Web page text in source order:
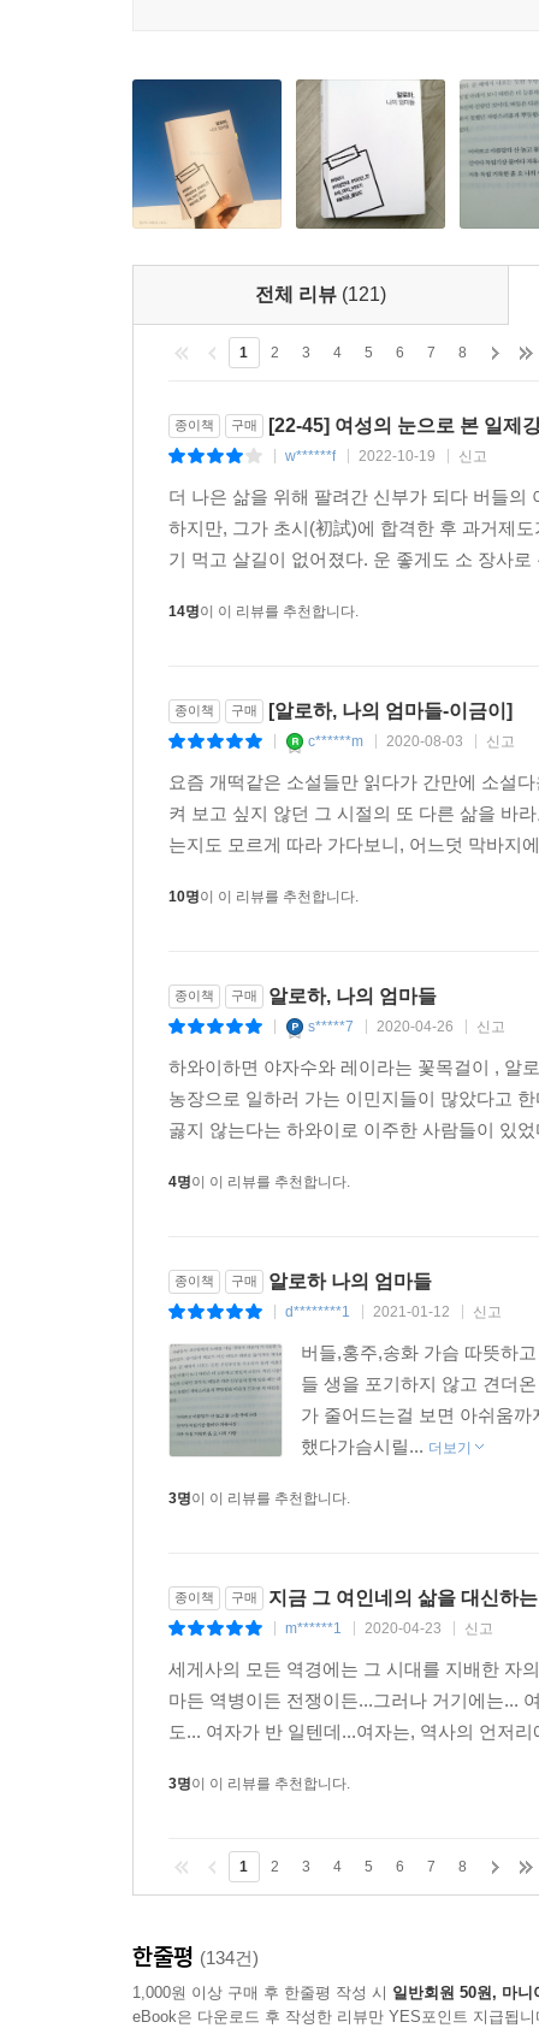
“인생이 사탕수수만큼 달았으면 좋겠지만 (…) 베
눈에 보이는 작품이었다.” @zeni******
“읽기 시작한 지 얼마나 됐다고 눈시울이 붉어지
“놀라운 몰입도, 이건 진짜다.” @jeong********
“그녀들은 부둥켜안고 우는 대신 유쾌하게 웃어넘
“세상이 내게 등 돌려도 이 악물고 자식들에게 물
전체 리뷰 (121)
1 2 3 4 5 6 7 8
종이책 구매 [22-45] 여성의 눈으로 본 일제
w******f 2022-10-19 신고
더 나은 삶을 위해 팔려간 신부가 되다 버들
하지만, 그가 초시(初試)에 합격한 후 과거제
기 먹고 살길이 없어졌다. 운 좋게도 소 장사
14명이 이 리뷰를 추천합니다.
종이책 구매 [알로하, 나의 엄마들-이금이]
c******m 2020-08-03 신고
요즘 개떡같은 소설들만 읽다가 간만에 소설
켜 보고 싶지 않던 그 시절의 또 다른 삶을 바
는지도 모르게 따라 가다보니, 어느덧 막바지
10명이 이 리뷰를 추천합니다.
종이책 구매 알로하, 나의 엄마들
s*****7 2020-04-26 신고
하와이하면 야자수와 레이라는 꽃목걸이 , 알
농장으로 일하러 가는 이민지들이 많았다고
곯지 않는다는 하와이로 이주한 사람들이 있
4명이 이 리뷰를 추천합니다.
종이책 구매 알로하 나의 엄마들
d********1 2021-01-12 신고
버들,홍주,송화 가슴 따뜻하
들 생을 포기하지 않고 견더
가 줄어드는걸 보면 아쉬움
했다가슴시릴... 더보기
3명이 이 리뷰를 추천합니다.
종이책 구매 지금 그 여인네의 삶을 대신하
m******1 2020-04-23 신고
세게사의 모든 역경에는 그 시대를 지배한 자
마든 역병이든 전쟁이든...그러나 거기에는...
도... 여자가 반 일텐데...여자는, 역사의 언저
3명이 이 리뷰를 추천합니다.
1 2 3 4 5 6 7 8
한줄평 (134건)
1,000원 이상 구매 후 한줄평 작성 시 일반회원 50원, 마니
eBook은 다운로드 후 작성한 리뷰만 YES포인트 지급됩니